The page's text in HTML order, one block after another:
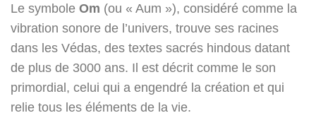
Le symbole Om (ou « Aum »), considéré comme la
vibration sonore de l’univers, trouve ses racines
dans les Védas, des textes sacrés hindous datant
de plus de 3000 ans. Il est décrit comme le son
primordial, celui qui a engendré la création et qui
relie tous les éléments de la vie.